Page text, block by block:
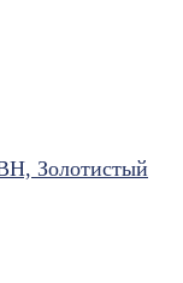
Золотистый